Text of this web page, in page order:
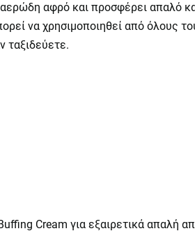
αφρό και προσφέρει απαλό
να χρησιμοποιηθεί από όλους
ταξιδεύετε.
Cream για εξαιρετικά απαλή